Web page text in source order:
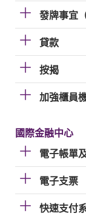
發牌事宜
貸款
按揭
加強櫃員
國際金融中心
電子帳單
電子支票
快速支付